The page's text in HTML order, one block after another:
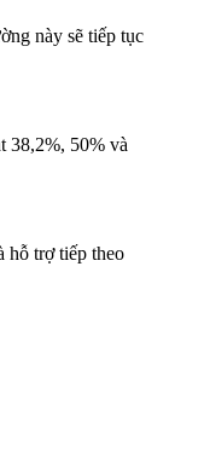
này sẽ tiếp tục
38,2%, 50% và
hỗ trợ tiếp theo